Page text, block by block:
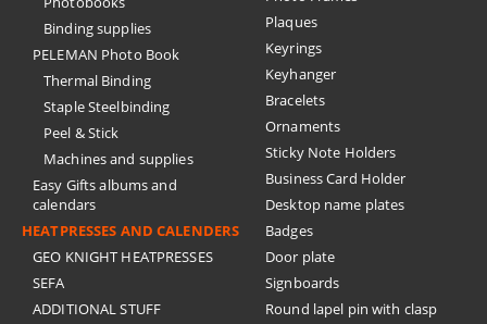
Binding supplies
PELEMAN Photo Book
Thermal Binding
Staple Steelbinding
Peel & Stick
Machines and supplies
Easy Gifts albums and
calendars
HEATPRESSES AND CALENDERS
GEO KNIGHT HEATPRESSES
SEFA
ADDITIONAL STUFF
Plaques
Keyrings
Keyhanger
Bracelets
Ornaments
Sticky Note Holders
Business Card Holder
Desktop name plates
Badges
Door plate
Signboards
Round lapel pin with clasp